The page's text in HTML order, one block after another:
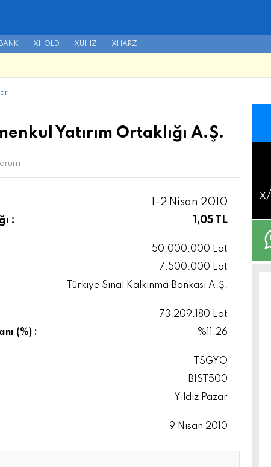
XHOLD XUHIZ XHARZ
Yatırım Ortaklığı A.Ş.
1-2 Nisan 2010
:
1,05 TL
50.000.000 Lot
7.500.000 Lot
Türkiye Sınai Kalkınma Bankası A.Ş.
73.209.180 Lot
(%) :
%11.26
TSGYO
BIST500
Yıldız Pazar
9 Nisan 2010
x/